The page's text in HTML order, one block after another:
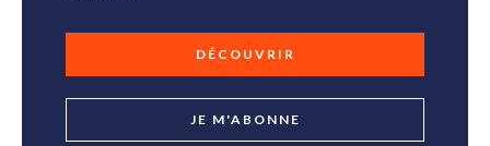
DÉCOUVRIR
JE M'ABONNE